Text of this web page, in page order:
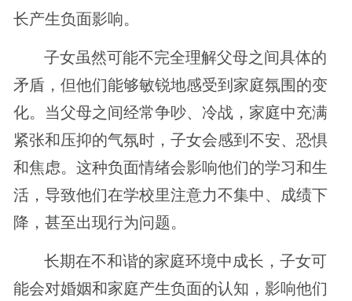
长产生负面影响。
子女虽然可能不完全理解父母之间具体的
矛盾，但他们能够敏锐地感受到家庭氛围的变
化。当父母之间经常争吵、冷战，家庭中充满
紧张和压抑的气氛时，子女会感到不安、恐惧
和焦虑。这种负面情绪会影响他们的学习和生
活，导致他们在学校里注意力不集中、成绩下
降，甚至出现行为问题。
长期在不和谐的家庭环境中成长，子女可
能会对婚姻和家庭产生负面的认知，影响他们